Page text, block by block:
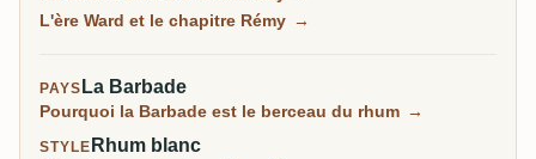
au XO raffiné.
L'ère Ward et le chapitre Rémy →
PAYS La Barbade
Pourquoi la Barbade est le berceau du rhum →
STYLE Rhum blanc